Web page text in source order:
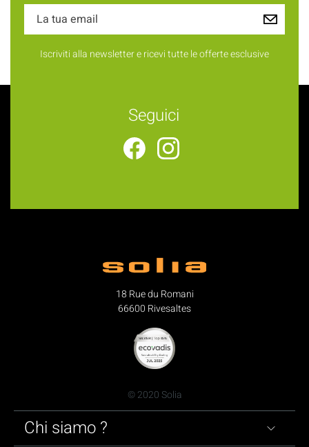
Iscriviti alla newsletter e ricevi tutte le offerte esclusive
Seguici
18 Rue du Romani
66600 Rivesaltes
© 2020 Solia
Chi siamo ?